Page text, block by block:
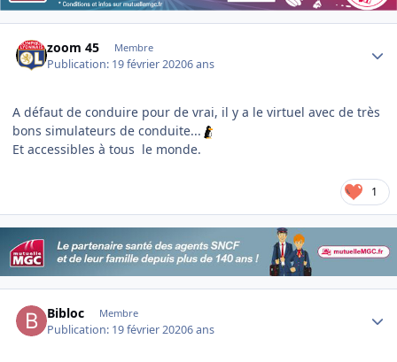
zoom 45 Membre
Publication: 19 février 20206 ans
A défaut de conduire pour de vrai, il y a le virtuel avec de très
bons simulateurs de conduite...
Et accessibles à tous le monde.
1
Bibloc Membre
Publication: 19 février 20206 ans